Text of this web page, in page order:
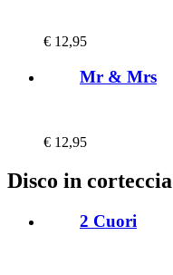
€ 12,95
Mr & Mrs
€ 12,95
Disco in corteccia
2 Cuori